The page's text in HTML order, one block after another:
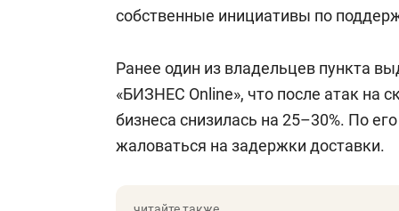
собственные инициативы по
Ранее один из владельцев пункта
«БИЗНЕС Online», что после атак на
бизнеса снизилась на 25–30%. По
жаловаться на задержки доставки.